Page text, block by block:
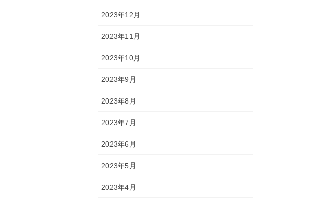
2023年12月
2023年11月
2023年10月
2023年9月
2023年8月
2023年7月
2023年6月
2023年5月
2023年4月